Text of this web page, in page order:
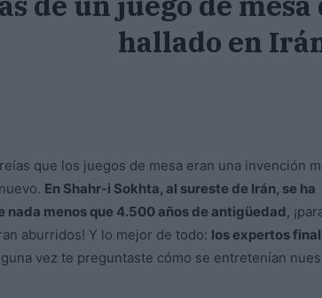
hallado en
que los juegos de mesa eran una invención
En Shahr-i Sokhta, al sureste de Irán, se ha
menos que 4.500 años de antigüedad,
aburridos! Y lo mejor de todo: los expertos
vez te preguntaste cómo se entretenían